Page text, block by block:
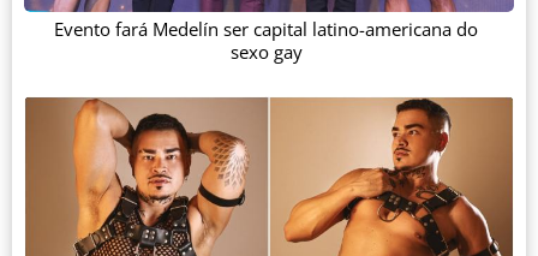
Evento fará Medelín ser capital latino-americana do
sexo gay